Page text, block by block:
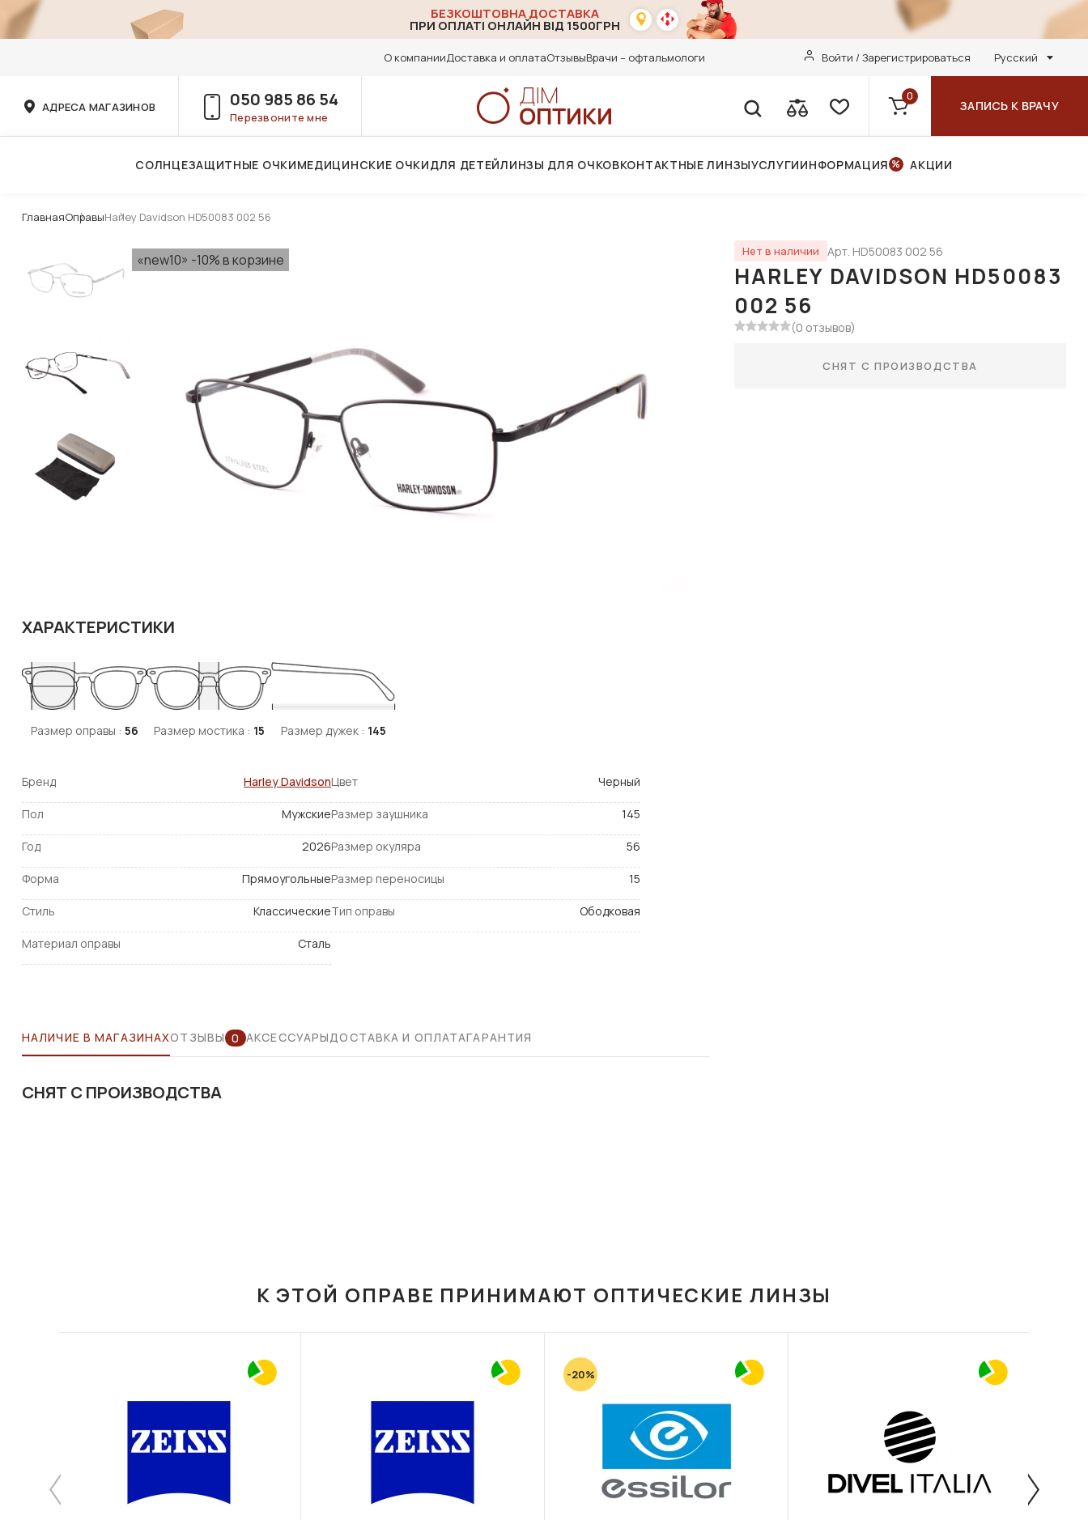
БЕЗКОШТОВНА ДОСТАВКА
ПРИ ОПЛАТІ ОНЛАЙН ВІД 1500ГРН
О компанииДоставка и оплатаОтзывыВрачи – офтальмологи Войти / Зарегистрироваться Русский
АДРЕСА МАГАЗИНОВ 050 985 86 54
Перезвоните мне
0
ЗАПИСЬ К ВРАЧУ
СОЛНЦЕЗАЩИТНЫЕ ОЧКИМЕДИЦИНСКИЕ ОЧКИДЛЯ ДЕТЕЙЛИНЗЫ ДЛЯ ОЧКОВКОНТАКТНЫЕ ЛИНЗЫУСЛУГИИНФОРМАЦИЯ АКЦИИ
ГлавнаяОправыHarley Davidson HD50083 002 56
«new10» -10% в корзине Нет в наличии Арт. HD50083 002 56
HARLEY DAVIDSON HD50083
002 56
(0 отзывов)
СНЯТ С ПРОИЗВОДСТВА
ХАРАКТЕРИСТИКИ
Размер оправы : 56 Размер мостика : 15 Размер дужек : 145
Бренд Harley Davidson
Пол Мужские
Год 2026
Форма Прямоугольные
Стиль Классические
Материал оправы Сталь
Цвет Черный
Размер заушника 145
Размер окуляра 56
Размер переносицы 15
Тип оправы Ободковая
НАЛИЧИЕ В МАГАЗИНАХОТЗЫВЫ 0 АКСЕССУАРЫДОСТАВКА И ОПЛАТАГАРАНТИЯ
СНЯТ С ПРОИЗВОДСТВА
К ЭТОЙ ОПРАВЕ ПРИНИМАЮТ ОПТИЧЕСКИЕ ЛИНЗЫ
-20%